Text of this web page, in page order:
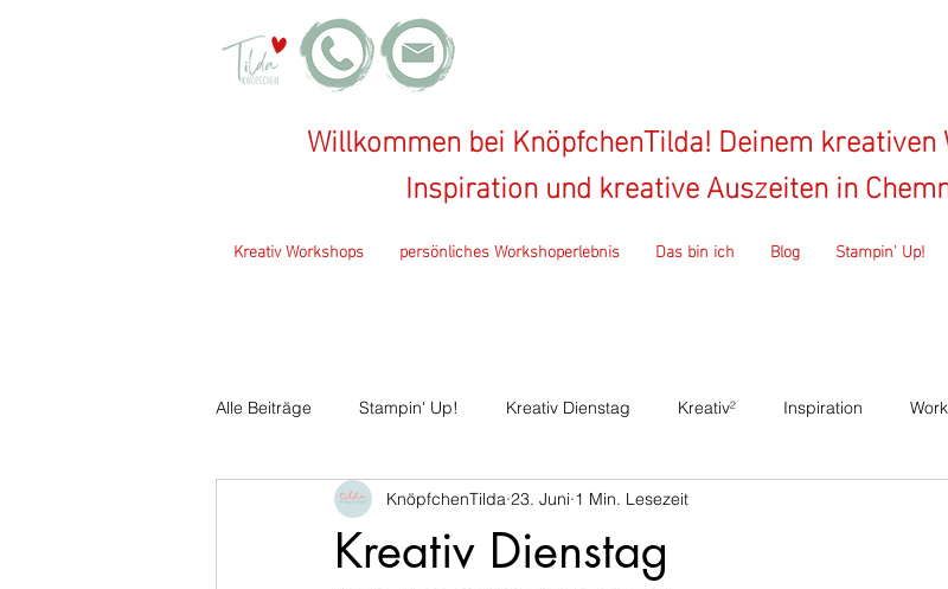
Willkommen bei KnöpfchenTilda! Deinem
Inspiration und kreative Auszeiten in
Kreativ Workshops persönliches Workshoperlebnis Das bin ich Blog Stampin' Up!
Alle Beiträge Stampin' Up! Kreativ Dienstag Kreativ² Inspiration
KreaSUtra Basteltreff Katalogparty Nähen
Kreativ Dienstag
KnöpfchenTilda 23. Juni 1 Min. Lesezeit